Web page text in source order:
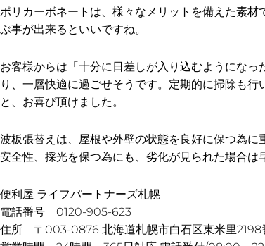
ポリカーボネートは、様々なメリットを備えた素
ぶ事が出来るといいですね。
お客様からは「十分に日差しが入り込むようにな
り、一層快適に過ごせそうです。定期的に掃除も行
と、お喜び頂けました。
波板張替えは、屋根や外壁の状態を良好に保つ為に
安全性、採光を保つ為にも、劣化が見られた場合は
便利屋 ライフパートナーズ札幌
電話番号 0120-905-623
住所 〒003-0876 北海道札幌市白石区東米里2198